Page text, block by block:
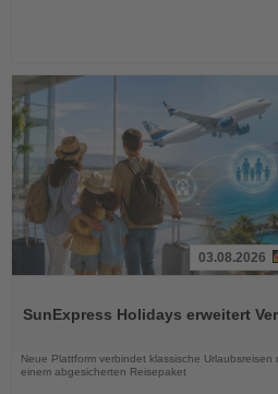
die
03.08.2026
SunExpress Holidays erweitert
Neue Plattform verbindet klassische Urlaubsreisen
einem abgesicherten Reisepaket